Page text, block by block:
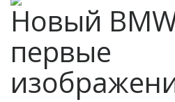
Новый
первые